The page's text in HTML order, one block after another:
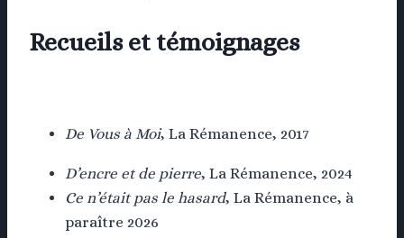
Recueilset témoignages
De Vous à Moi, La Rémanence, 2017
D’encre et de pierre, La Rémanence, 2024
Ce n’était pas le hasard, La Rémanence, à
paraître 2026